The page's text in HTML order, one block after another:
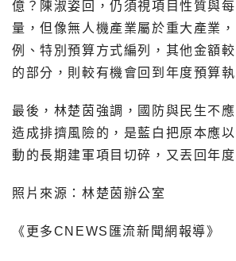
億？陳淑姿回，仍須視項目性質與
量，但像無人機產業屬於重大產業
例、特別預算方式編列，其他金額
的部分，則較有機會回到年度預算執
最後，林楚茵強調，國防與民生不
造成排擠風險的，是藍白把原本應
動的長期建軍項目切碎，又丟回年度
照片來源： 林楚茵辦公室
《更多CNEWS匯流新聞網報導》